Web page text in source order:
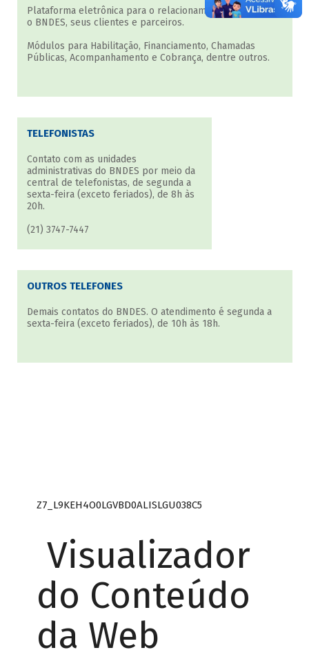
Plataforma eletrônica para o relacionamento direto entre
o BNDES, seus clientes e parceiros.
Módulos para Habilitação, Financiamento, Chamadas
Públicas, Acompanhamento e Cobrança, dentre outros.
TELEFONISTAS
Contato com as unidades
administrativas do BNDES por meio da
central de telefonistas, de segunda a
sexta-feira (exceto feriados), de 8h às
20h.
(21) 3747-7447
OUTROS TELEFONES
Demais contatos do BNDES. O atendimento é segunda a
sexta-feira (exceto feriados), de 10h às 18h.
Z7_L9KEH4O0LGVBD0ALISLGU038C5
Visualizador
do Conteúdo
da Web